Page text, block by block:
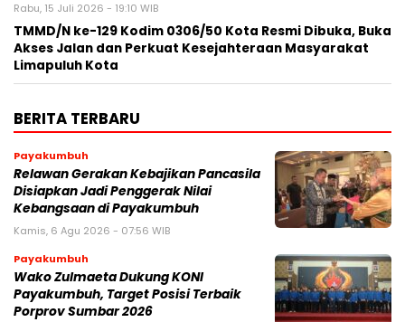
Rabu, 15 Juli 2026 - 19:10 WIB
TMMD/N ke-129 Kodim 0306/50 Kota Resmi Dibuka, Buka
Akses Jalan dan Perkuat Kesejahteraan Masyarakat
Limapuluh Kota
BERITA TERBARU
Payakumbuh
Relawan Gerakan Kebajikan Pancasila
Disiapkan Jadi Penggerak Nilai
Kebangsaan di Payakumbuh
Kamis, 6 Agu 2026 - 07:56 WIB
Payakumbuh
Wako Zulmaeta Dukung KONI
Payakumbuh, Target Posisi Terbaik
Porprov Sumbar 2026